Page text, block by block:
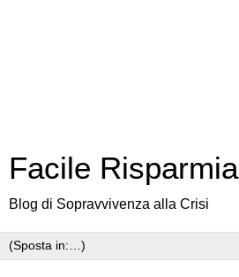
Facile
Blog di Sopravvivenza alla Crisi